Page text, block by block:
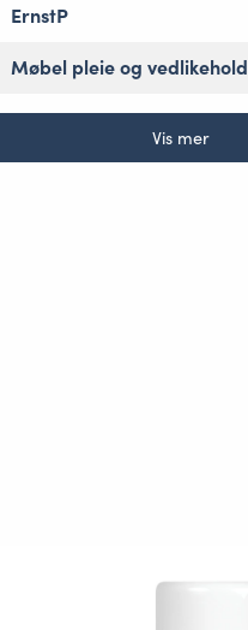
ErnstP
Møbel pleie og vedlikehold
Vis mer